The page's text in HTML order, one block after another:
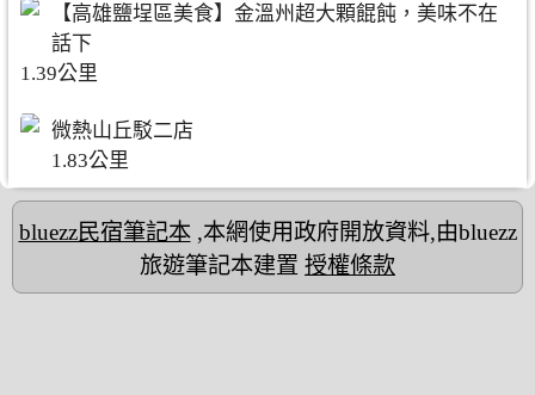
【高雄鹽埕區美食】金溫州超大顆餛飩，美味不在
話下
1.39公里
微熱山丘駁二店
1.83公里
bluezz民宿筆記本,本網使用政府開放資料,由bluezz
旅遊筆記本建置 授權條款